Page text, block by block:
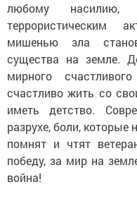
любому
террористическим
мишенью зла
существа на земле.
мирного
счастливо жить со
иметь детство.
разрухе, боли, которые
помнят и чтят
победу, за мир на
война!